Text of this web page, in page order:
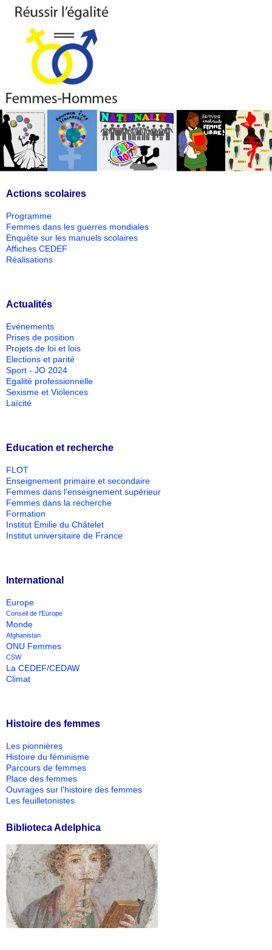
Actions scolaires
Programme
Femmes dans les guerres mondiales
Enquête sur les manuels scolaires
Affiches CEDEF
Réalisations
Actualités
Evénements
Prises de position
Projets de loi et lois
Elections et parité
Sport - JO 2024
Egalité professionnelle
Sexisme et Violences
Laïcité
Education et recherche
FLOT
Enseignement primaire et secondaire
Femmes dans l'enseignement supérieur
Femmes dans la recherche
Formation
Institut Emilie du Châtelet
Institut universitaire de France
International
Europe
Conseil de l'Europe
Monde
Afghanistan
ONU Femmes
CSW
La CEDEF/CEDAW
Climat
Histoire des femmes
Les pionnières
Histoire du féminisme
Parcours de femmes
Place des femmes
Ouvrages sur l'histoire des femmes
Les feuilletonistes
Biblioteca Adelphica